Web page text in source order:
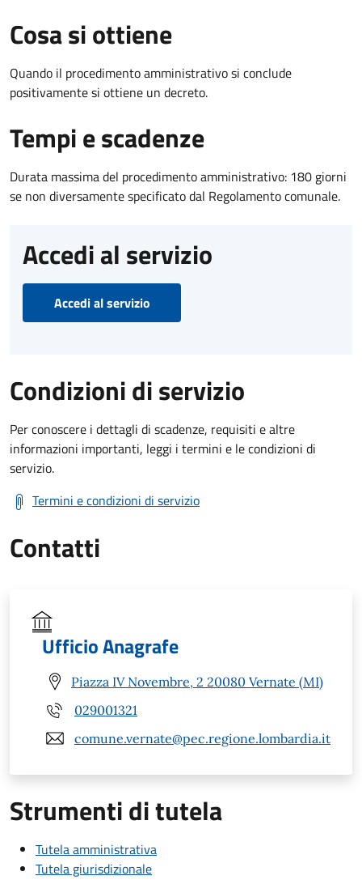
Cosa si ottiene
Quando il procedimento amministrativo si conclude
positivamente si ottiene un decreto.
Tempi e scadenze
Durata massima del procedimento amministrativo: 180 giorni
se non diversamente specificato dal Regolamento comunale.
Accedi al servizio
Accedi al servizio
Condizioni di servizio
Per conoscere i dettagli di scadenze, requisiti e altre
informazioni importanti, leggi i termini e le condizioni di
servizio.
Termini e condizioni di servizio
Contatti
Ufficio Anagrafe
Piazza IV Novembre, 2 20080 Vernate (MI)
029001321
comune.vernate@pec.regione.lombardia.it
Strumenti di tutela
Tutela amministrativa
Tutela giurisdizionale